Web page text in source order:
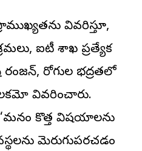
వివరిస్తూ,
ఐటీ శాఖ ప్రత్యేక
రోగుల భద్రతలో
వివరించారు.
కొత్త విషయాలను
మెరుగుపరచడం